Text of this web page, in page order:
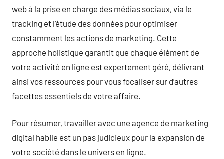
web à la prise en charge des médias sociaux, via le
tracking et l’étude des données pour optimiser
constamment les actions de marketing. Cette
approche holistique garantit que chaque élément de
votre activité en ligne est expertement géré, délivrant
ainsi vos ressources pour vous focaliser sur d’autres
facettes essentiels de votre affaire.
Pour résumer, travailler avec une agence de marketing
digital habile est un pas judicieux pour la expansion de
votre société dans le univers en ligne.